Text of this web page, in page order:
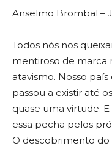
Anselmo Brombal –
Todos nós nos
mentiroso de marca
atavismo. Nosso
passou a existir até
quase uma virtude.
essa pecha pelos
O descobrimento do